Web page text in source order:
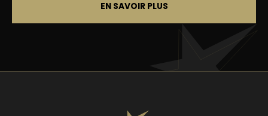
EN SAVOIR PLUS